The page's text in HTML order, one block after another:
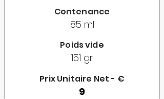
Contenance
85 ml
Poids vide
151 gr
Prix Unitaire Net - €
9